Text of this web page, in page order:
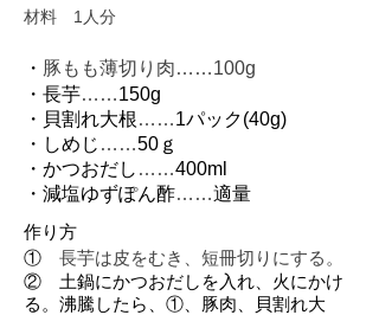
材料 1人分
​・ 豚もも薄切り肉……100g
・長芋……150g
・貝割れ大根……1パック(40g)
・しめじ ……50ｇ
・かつおだし ……400ml
・減塩ゆずぽん酢……適量
作り方
① 長芋は皮をむき、短冊切りにする。
② 土鍋にかつおだしを入れ、火にかけ
る。沸騰したら、①、豚肉、貝割れ大